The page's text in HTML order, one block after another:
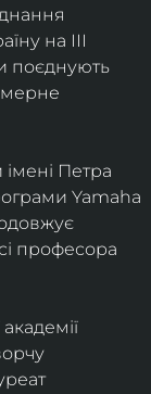
на ІІІ
поєднують
імені Петра
Yamaha
професора